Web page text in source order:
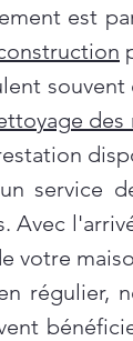
est
des
service
Avec
votre
régulier,